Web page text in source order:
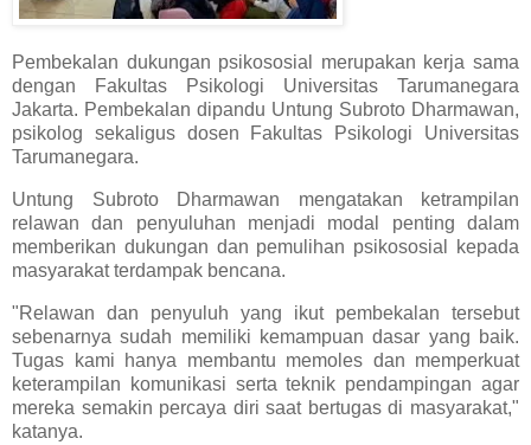
Pembekalan dukungan psikososial merupakan kerja sama
dengan Fakultas Psikologi Universitas Tarumanegara
Jakarta. Pembekalan dipandu Untung Subroto Dharmawan,
psikolog sekaligus dosen Fakultas Psikologi Universitas
Tarumanegara.
Untung Subroto Dharmawan mengatakan ketrampilan
relawan dan penyuluhan menjadi modal penting dalam
memberikan dukungan dan pemulihan psikososial kepada
masyarakat terdampak bencana.
"Relawan dan penyuluh yang ikut pembekalan tersebut
sebenarnya sudah memiliki kemampuan dasar yang baik.
Tugas kami hanya membantu memoles dan memperkuat
keterampilan komunikasi serta teknik pendampingan agar
mereka semakin percaya diri saat bertugas di masyarakat,"
katanya.